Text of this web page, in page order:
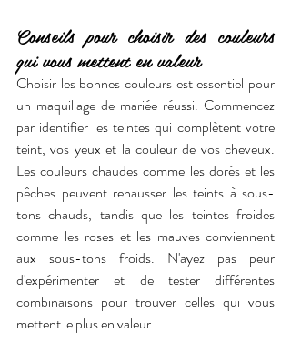
Conseils pour choisir des couleurs
qui vous mettent en valeur
Choisir les bonnes couleurs est essentiel pour
un maquillage de mariée réussi. Commencez
par identifier les teintes qui complètent votre
teint, vos yeux et la couleur de vos cheveux.
Les couleurs chaudes comme les dorés et les
pêches peuvent rehausser les teints à sous-
tons chauds, tandis que les teintes froides
comme les roses et les mauves conviennent
aux sous-tons froids. N'ayez pas peur
d'expérimenter et de tester différentes
combinaisons pour trouver celles qui vous
mettent le plus en valeur.